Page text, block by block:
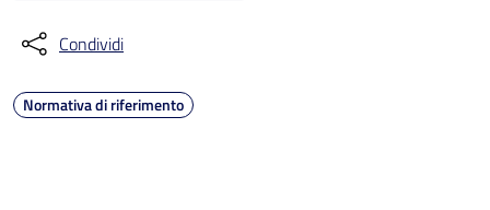
Condividi
Normativa di riferimento